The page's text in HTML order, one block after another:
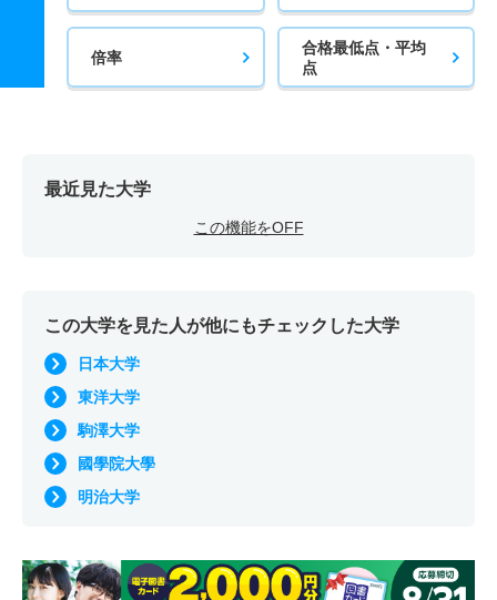
倍率
合格最低点・平均
点
最近見た大学
この機能をOFF
この大学を見た人が他にもチェックした大学
日本大学
東洋大学
駒澤大学
國學院大學
明治大学